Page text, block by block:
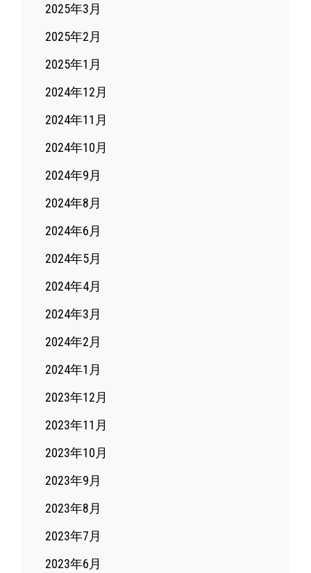
2025年3月
2025年2月
2025年1月
2024年12月
2024年11月
2024年10月
2024年9月
2024年8月
2024年6月
2024年5月
2024年4月
2024年3月
2024年2月
2024年1月
2023年12月
2023年11月
2023年10月
2023年9月
2023年8月
2023年7月
2023年6月